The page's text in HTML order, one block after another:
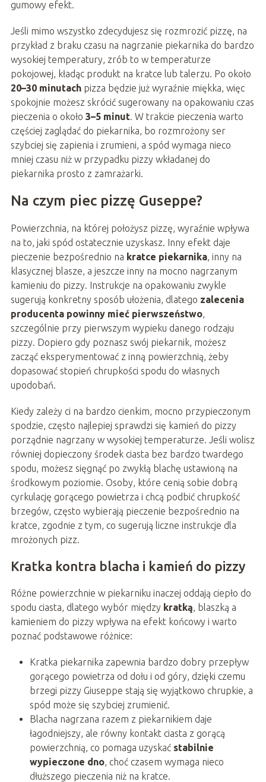
gumowy efekt.
Jeśli mimo wszystko zdecydujesz się rozmrozić pizzę, na
przykład z braku czasu na nagrzanie piekarnika do bardzo
wysokiej temperatury, zrób to w temperaturze
pokojowej, kładąc produkt na kratce lub talerzu. Po około
20–30 minutachpizza będzie już wyraźnie miękka, więc
spokojnie możesz skrócić sugerowany na opakowaniu czas
pieczenia o około 3–5 minut . W trakcie pieczenia warto
częściej zaglądać do piekarnika, bo rozmrożony ser
szybciej się zapienia i zrumieni, a spód wymaga nieco
mniej czasu niż w przypadku pizzy wkładanej do
piekarnika prosto z zamrażarki.
Na czym piec pizzę Guseppe?
Powierzchnia, na której położysz pizzę, wyraźnie wpływa
na to, jaki spód ostatecznie uzyskasz. Inny efekt daje
pieczenie bezpośrednio na kratce piekarnika, inny na
klasycznej blasze, a jeszcze inny na mocno nagrzanym
kamieniu do pizzy. Instrukcje na opakowaniu zwykle
sugerują konkretny sposób ułożenia, dlatego zalecenia
producenta powinny mieć pierwszeństwo,
szczególnie przy pierwszym wypieku danego rodzaju
pizzy. Dopiero gdy poznasz swój piekarnik, możesz
zacząć eksperymentować z inną powierzchnią, żeby
dopasować stopień chrupkości spodu do własnych
upodobań.
Kiedy zależy ci na bardzo cienkim, mocno przypieczonym
spodzie, często najlepiej sprawdzi się kamień do pizzy
porządnie nagrzany w wysokiej temperaturze. Jeśli wolisz
równiej dopieczony środek ciasta bez bardzo twardego
spodu, możesz sięgnąć po zwykłą blachę ustawioną na
środkowym poziomie. Osoby, które cenią sobie dobrą
cyrkulację gorącego powietrza i chcą podbić chrupkość
brzegów, często wybierają pieczenie bezpośrednio na
kratce, zgodnie z tym, co sugerują liczne instrukcje dla
mrożonych pizz.
Kratka kontra blacha i kamień do pizzy
Różne powierzchnie w piekarniku inaczej oddają ciepło do
spodu ciasta, dlatego wybór między kratką , blaszką a
kamieniem do pizzy wpływa na efekt końcowy i warto
poznać podstawowe różnice:
Kratka piekarnika zapewnia bardzo dobry przepływ
gorącego powietrza od dołu i od góry, dzięki czemu
brzegi pizzy Giuseppe stają się wyjątkowo chrupkie, a
spód może się szybciej zrumienić.
Blacha nagrzana razem z piekarnikiem daje
łagodniejszy, ale równy kontakt ciasta z gorącą
powierzchnią, co pomaga uzyskać stabilnie
wypieczone dno, choć czasem wymaga nieco
dłuższego pieczenia niż na kratce.